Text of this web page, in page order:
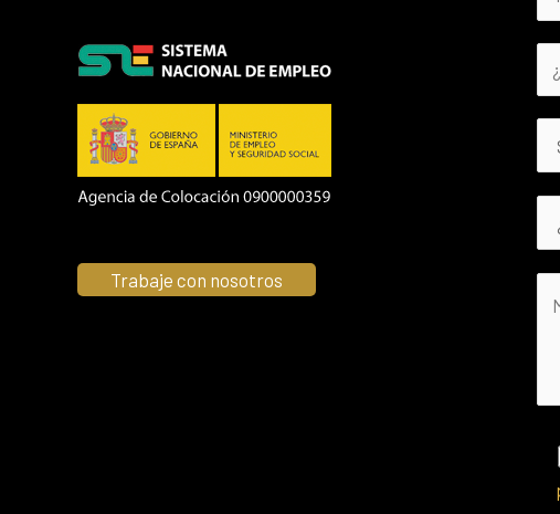
Trabaje con nosotros